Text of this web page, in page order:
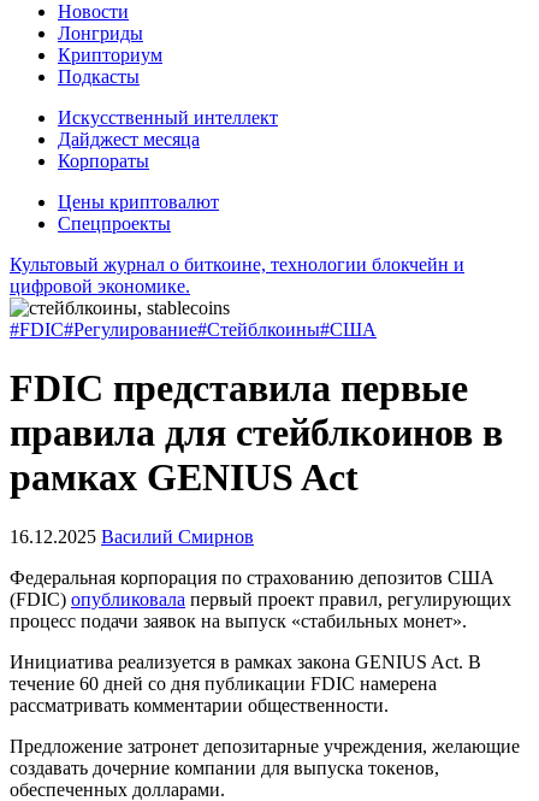
Новости
Лонгриды
Крипториум
Подкасты
Искусственный интеллект
Дайджест месяца
Корпораты
Цены криптовалют
Спецпроекты
Культовый журнал о биткоине, технологии блокчейн и
цифровой экономике.
#FDIC#Регулирование#Стейблкоины#США
FDIC представила первые
правила для стейблкоинов в
рамках GENIUS Act
16.12.2025 Василий Смирнов
Федеральная корпорация по страхованию депозитов США
(FDIC) опубликовала первый проект правил, регулирующих
процесс подачи заявок на выпуск «стабильных монет».
Инициатива реализуется в рамках закона GENIUS Act. В
течение 60 дней со дня публикации FDIC намерена
рассматривать комментарии общественности.
Предложение затронет депозитарные учреждения, желающие
создавать дочерние компании для выпуска токенов,
обеспеченных долларами.